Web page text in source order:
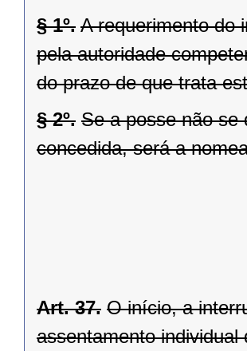
§ 1º. A requerimento do
pela autoridade
do prazo de que trata
§ 2º. Se a posse não se
concedida, será a
Art. 37. O início, a
assentamento individual